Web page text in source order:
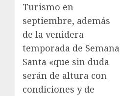
Turismo en
septiembre, además
de la venidera
temporada de Semana
Santa «que sin duda
serán de altura con
condiciones y de